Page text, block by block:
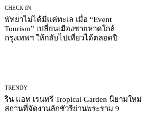
CHECK IN
พัทยาไม่ได้มีแค่ทะเล เมื่อ “Event
Tourism” เปลี่ยนเมืองชายหาดใกล้
กรุงเทพฯ ให้กลับไปเที่ยวได้ตลอดปี
TRENDY
ริน แอท เรนทรี Tropical Garden นิยามใหม่
สถานที่จัดงานลักชัวรีย่านพระราม 9